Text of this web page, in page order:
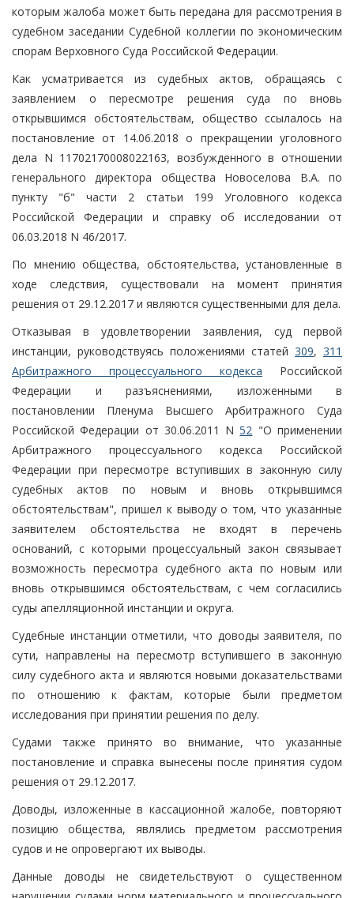
которым жалоба может быть передана для рассмотрения в
судебном заседании Судебной коллегии по экономическим
спорам Верховного Суда Российской Федерации.
Как усматривается из судебных актов, обращаясь с
заявлением о пересмотре решения суда по вновь
открывшимся обстоятельствам, общество ссылалось на
постановление от 14.06.2018 о прекращении уголовного
дела N 11702170008022163, возбужденного в отношении
генерального директора общества Новоселова В.А. по
пункту "б" части 2 статьи 199 Уголовного кодекса
Российской Федерации и справку об исследовании от
06.03.2018 N 46/2017.
По мнению общества, обстоятельства, установленные в
ходе следствия, существовали на момент принятия
решения от 29.12.2017 и являются существенными для дела.
Отказывая в удовлетворении заявления, суд первой
инстанции, руководствуясь положениями статей 309, 311
Арбитражного процессуального кодекса Российской
Федерации и разъяснениями, изложенными в
постановлении Пленума Высшего Арбитражного Суда
Российской Федерации от 30.06.2011 N52 "О применении
Арбитражного процессуального кодекса Российской
Федерации при пересмотре вступивших в законную силу
судебных актов по новым и вновь открывшимся
обстоятельствам", пришел к выводу о том, что указанные
заявителем обстоятельства не входят в перечень
оснований, с которыми процессуальный закон связывает
возможность пересмотра судебного акта по новым или
вновь открывшимся обстоятельствам, с чем согласились
суды апелляционной инстанции и округа.
Судебные инстанции отметили, что доводы заявителя, по
сути, направлены на пересмотр вступившего в законную
силу судебного акта и являются новыми доказательствами
по отношению к фактам, которые были предметом
исследования при принятии решения по делу.
Судами также принято во внимание, что указанные
постановление и справка вынесены после принятия судом
решения от 29.12.2017.
Доводы, изложенные в кассационной жалобе, повторяют
позицию общества, являлись предметом рассмотрения
судов и не опровергают их выводы.
Данные доводы не свидетельствуют о существенном